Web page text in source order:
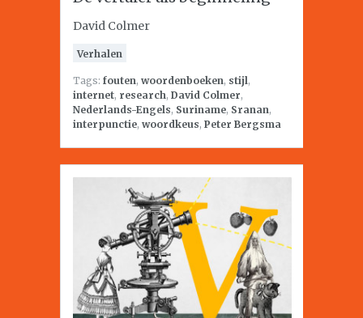
David Colmer
Verhalen
Tags: fouten, woordenboeken, stijl,
internet, research, David Colmer,
Nederlands-Engels, Suriname, Sranan,
interpunctie, woordkeus, Peter Bergsma